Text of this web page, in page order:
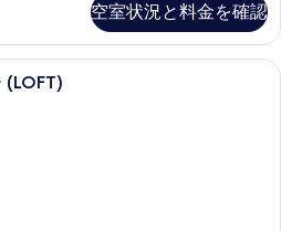
空室状況と料金を確認
セーフティボックス (室内)、デスク
(LOFT)